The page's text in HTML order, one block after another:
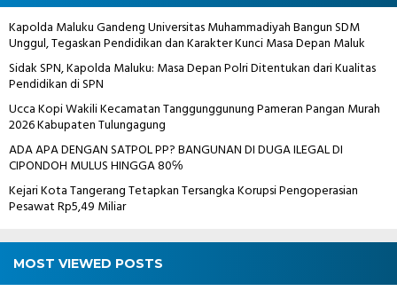
Kapolda Maluku Gandeng Universitas Muhammadiyah Bangun SDM
Unggul, Tegaskan Pendidikan dan Karakter Kunci Masa Depan Maluk
Sidak SPN, Kapolda Maluku: Masa Depan Polri Ditentukan dari Kualitas
Pendidikan di SPN
Ucca Kopi Wakili Kecamatan Tanggunggunung Pameran Pangan Murah
2026 Kabupaten Tulungagung
ADA APA DENGAN SATPOL PP? BANGUNAN DI DUGA ILEGAL DI
CIPONDOH MULUS HINGGA 80℅
Kejari Kota Tangerang Tetapkan Tersangka Korupsi Pengoperasian
Pesawat Rp5,49 Miliar
MOST VIEWED POSTS